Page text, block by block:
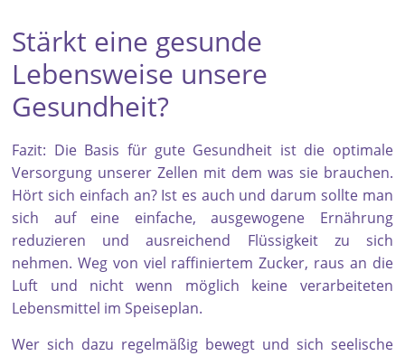
Stärkt eine gesunde
Lebensweise unsere
Gesundheit?
Fazit: Die Basis für gute Gesundheit ist die optimale
Versorgung unserer Zellen mit dem was sie brauchen.
Hört sich einfach an? Ist es auch und darum sollte man
sich auf eine einfache, ausgewogene Ernährung
reduzieren und ausreichend Flüssigkeit zu sich
nehmen. Weg von viel raffiniertem Zucker, raus an die
Luft und nicht wenn möglich keine verarbeiteten
Lebensmittel im Speiseplan.
Wer sich dazu regelmäßig bewegt und sich seelische